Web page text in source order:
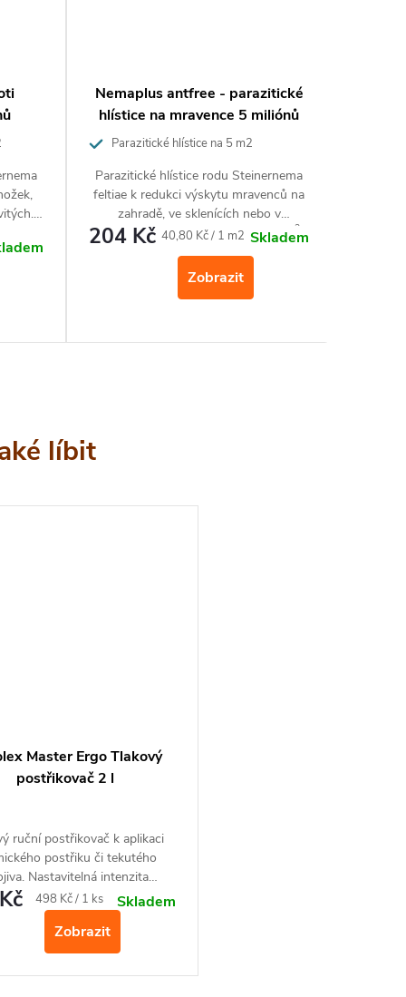
a
Nemaplus antfree - parazitické
hlístice na mravence 5 miliónů
Parazitické hlístice na 5 m2
Parazitické hlístice rodu Steinernema
feltiae k redukci výskytu mravenců na
zahradě, ve sklenících nebo v
květináčích. Na ošetření plochy 5 m2.
204 Kč Měrná
cena:
40,80 Kč / 1 m2 Skladem
Zobrazit
Master Ergo Tlakový
postřikovač 2 l
ruční postřikovač k aplikaci
postřiku či tekutého
Nastavitelná intenzita
snadná aplikace
v libovolné
poloze.
Měrná
498 Kč / 1 ks
Skladem
Zobrazit